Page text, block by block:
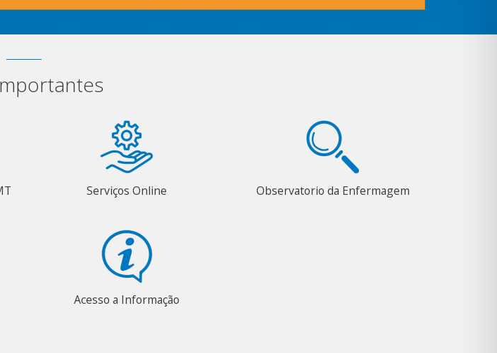
Serviços Online Observatorio da Enfermagem
Acesso a Informação